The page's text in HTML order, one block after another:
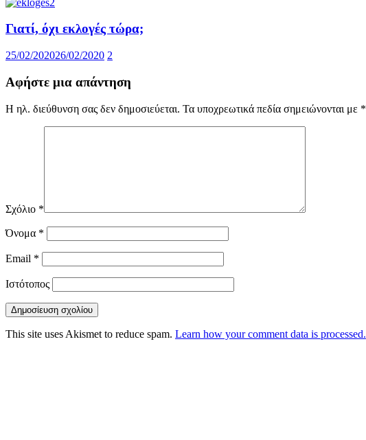
Γιατί, όχι εκλογές τώρα;
25/02/202026/02/2020 2
Αφήστε μια απάντηση
Η ηλ. διεύθυνση σας δεν δημοσιεύεται. Τα υποχρεωτικά πεδία σημειώνονται με *
Σχόλιο *
Όνομα *
Email *
Ιστότοπος
This site uses Akismet to reduce spam. Learn how your comment data is processed.